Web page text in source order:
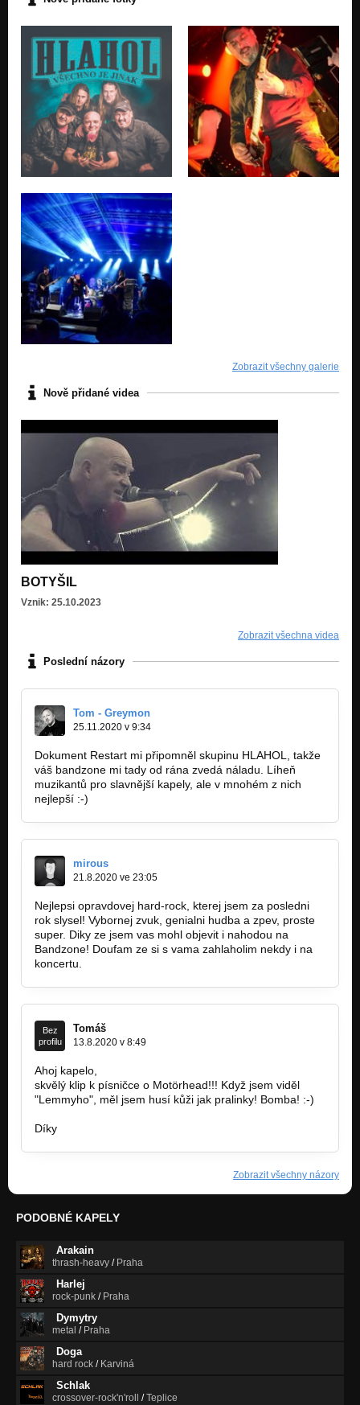
Zobrazit všechny galerie
Nově přidané videa
BOTYŠIL
Vznik: 25.10.2023
Zobrazit všechna videa
Poslední názory
Tom - Greymon
25.11.2020 v 9:34
Dokument Restart mi připomněl skupinu HLAHOL, takže
váš bandzone mi tady od rána zvedá náladu. Líheň
muzikantů pro slavnější kapely, ale v mnohém z nich
nejlepší :-)
mirous
21.8.2020 ve 23:05
Nejlepsi opravdovej hard-rock, kterej jsem za posledni
rok slysel! Vybornej zvuk, genialni hudba a zpev, proste
super. Diky ze jsem vas mohl objevit i nahodou na
Bandzone! Doufam ze si s vama zahlaholim nekdy i na
koncertu.
Bez
profilu
Tomáš
13.8.2020 v 8:49
Ahoj kapelo,
skvělý klip k písničce o Motörhead!!! Když jsem viděl
"Lemmyho", měl jsem husí kůži jak pralinky! Bomba! :-)
Díky
Zobrazit všechny názory
PODOBNÉ KAPELY
Arakain
thrash-heavy / Praha
Harlej
rock-punk / Praha
Dymytry
metal / Praha
Doga
hard rock / Karviná
Schlak
crossover-rock'n'roll /Teplice